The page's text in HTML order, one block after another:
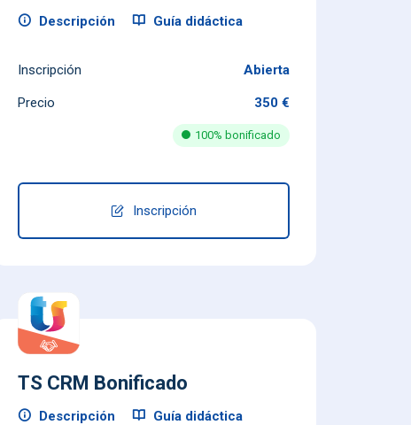
Descripción Guía didáctica
Inscripción Abierta
Precio 350 €
100% bonificado
Inscripción
TS CRM Bonificado
Descripción Guía didáctica